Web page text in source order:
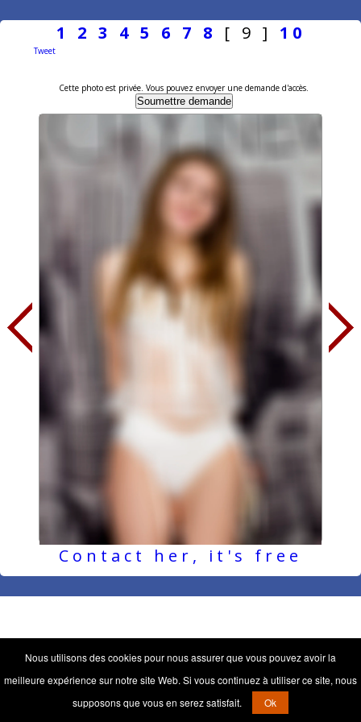
1 2 3 4 5 6 7 8 [ 9 ] 10
Tweet
Cette photo est privée. Vous pouvez envoyer une demande d'accès.
Contact her, it's free
Nous utilisons des cookies pour nous assurer que vous pouvez avoir la
meilleure expérience sur notre site Web. Si vous continuez à utiliser ce site, nous
supposons que vous en serez satisfait.
Ok